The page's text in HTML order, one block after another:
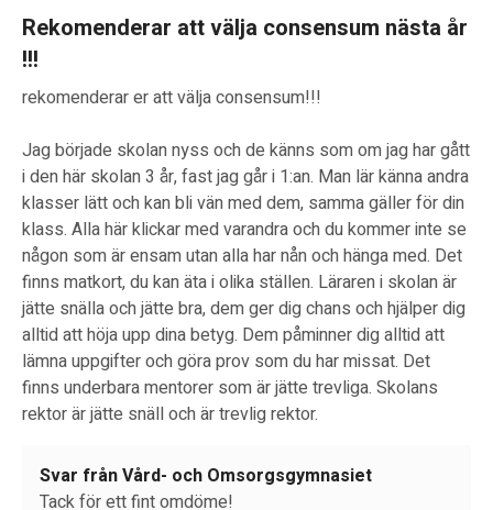
Rekomenderar att välja consensum nästa år
!!!
rekomenderar er att välja consensum!!!
Jag började skolan nyss och de känns som om jag har gått
i den här skolan 3 år, fast jag går i 1:an. Man lär känna andra
klasser lätt och kan bli vän med dem, samma gäller för din
klass. Alla här klickar med varandra och du kommer inte se
någon som är ensam utan alla har nån och hänga med. Det
finns matkort, du kan äta i olika ställen. Läraren i skolan är
jätte snälla och jätte bra, dem ger dig chans och hjälper dig
alltid att höja upp dina betyg. Dem påminner dig alltid att
lämna uppgifter och göra prov som du har missat. Det
finns underbara mentorer som är jätte trevliga. Skolans
rektor är jätte snäll och är trevlig rektor.
Svar från Vård- och Omsorgsgymnasiet
Tack för ett fint omdöme!